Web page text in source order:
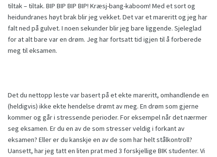
tiltak – tiltak. BIP BIP BIP BIP! Kræsj-bang-kaboom! Med et sort og
heidundranes høyt brak blir jeg vekket. Det var et mareritt og jeg har
falt ned på gulvet. I noen sekunder blir jeg bare liggende. Sjeleglad
for at alt bare var en drøm. Jeg har fortsatt tid igjen til å forberede
meg til eksamen.
Det du nettopp leste var basert på et ekte mareritt, omhandlende en
(heldigvis) ikke ekte hendelse drømt av meg. En drøm som gjerne
kommer og går i stressende perioder. For eksempel når det nærmer
seg eksamen. Er du en av de som stresser veldig i forkant av
eksamen? Eller er du kanskje en av de som har helt stålkontroll?
Uansett, har jeg tatt en liten prat med 3 forskjellige BIK studenter. Vi